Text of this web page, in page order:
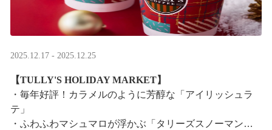
2025.12.17 - 2025.12.25
【TULLY'S HOLIDAY MARKET】
・毎年好評！カラメルのように芳醇な「アイリッシュラ
テ」
・ふわふわマシュマロが浮かぶ「タリーズスノーマンラ